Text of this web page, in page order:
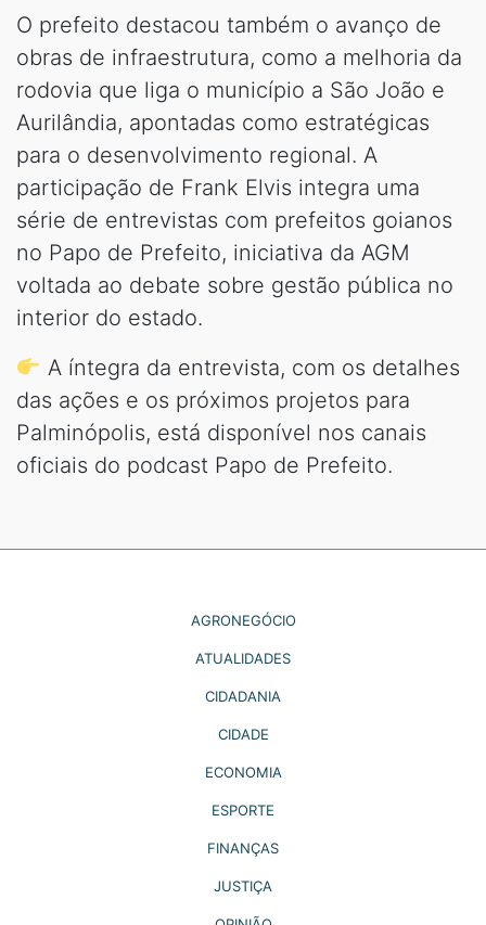
O prefeito destacou também o avanço de
obras de infraestrutura, como a melhoria da
rodovia que liga o município a São João e
Aurilândia, apontadas como estratégicas
para o desenvolvimento regional. A
participação de Frank Elvis integra uma
série de entrevistas com prefeitos goianos
no Papo de Prefeito, iniciativa da AGM
voltada ao debate sobre gestão pública no
interior do estado.
A íntegra da entrevista, com os detalhes
das ações e os próximos projetos para
Palminópolis, está disponível nos canais
oficiais do podcast Papo de Prefeito.
AGRONEGÓCIO
ATUALIDADES
CIDADANIA
CIDADE
ECONOMIA
ESPORTE
FINANÇAS
JUSTIÇA